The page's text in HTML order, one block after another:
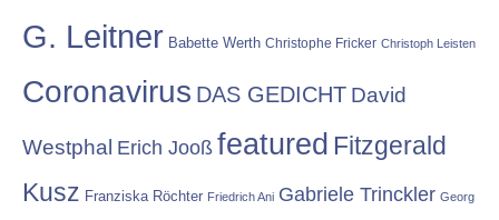
G. Leitner Babette Werth Christophe Fricker Christoph Leisten
Coronavirus DAS GEDICHT David
Westphal Erich Jooß featured Fitzgerald
Kusz Franziska Röchter Friedrich Ani Gabriele Trinckler Georg